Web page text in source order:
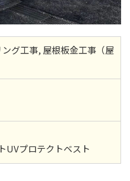
グ工事, 屋根板金工事（屋
UVプロテクトベスト